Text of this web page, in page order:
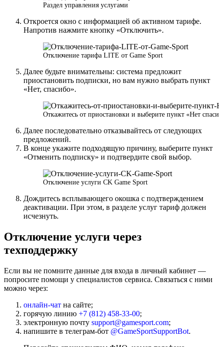
Раздел управления услугами
Откроется окно с информацией об активном тарифе.
Напротив нажмите кнопку «Отключить».
Отключение тарифа LITE от Game Sport
Далее будьте внимательны: система предложит
приостановить подписки, но вам нужно выбрать пункт
«Нет, спасибо».
Откажитесь от приостановки и выберите пункт «Нет
Далее последовательно отказывайтесь от следующих
предложений.
В конце укажите подходящую причину, выберите пункт
«Отменить подписку» и подтвердите свой выбор.
Отключение услуги CK Game Sport
Дождитесь всплывающего окошка с подтверждением
деактивации. При этом, в разделе услуг тариф должен
исчезнуть.
Отключение услуги через
техподдержку
Если вы не помните данные для входа в личный кабинет —
попросите помощи у специалистов сервиса. Связаться с ними
можно через:
онлайн-чат на сайте;
горячую линию +7 (812) 458-33-00;
электронную почту support@gamesport.com;
напишите в телеграм-бот @GameSportSupportBot.